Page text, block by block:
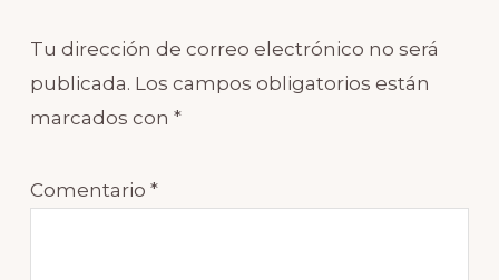
Tu dirección de correo electrónico no será
publicada. Los campos obligatorios están
marcados con *
Comentario *